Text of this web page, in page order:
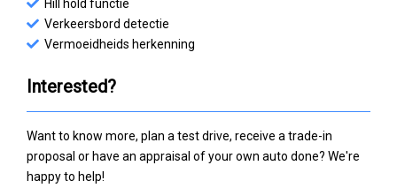
Hill hold functie
Verkeersbord detectie
Vermoeidheids herkenning
Interested?
Want to know more, plan a test drive, receive a trade-in
proposal or have an appraisal of your own auto done? We're
happy to help!